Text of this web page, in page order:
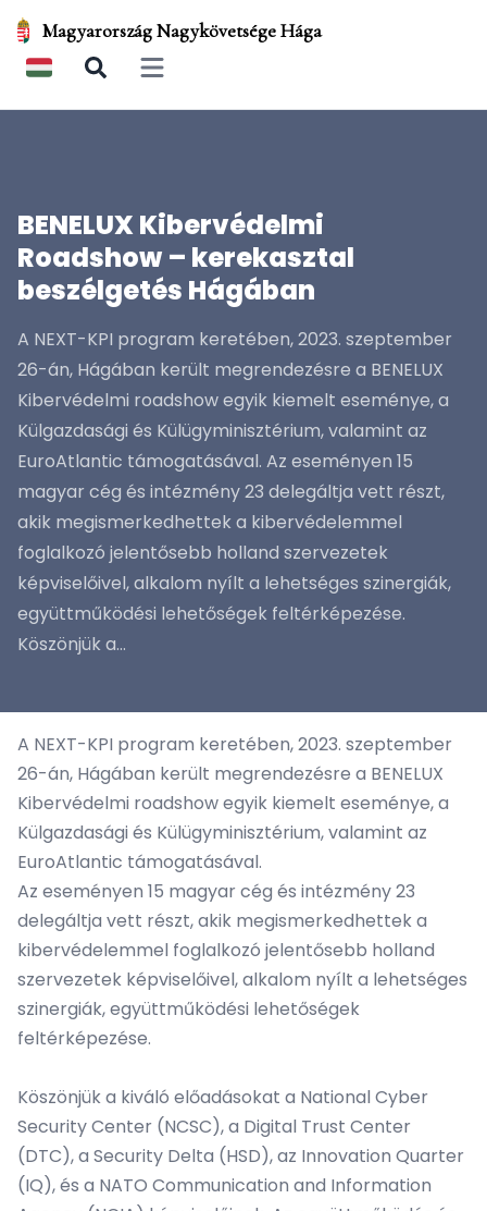
Magyarország Nagykövetsége Hága
Open main menu
BENELUX Kibervédelmi
Roadshow – kerekasztal
beszélgetés Hágában
A NEXT-KPI program keretében, 2023. szeptember
26-án, Hágában került megrendezésre a BENELUX
Kibervédelmi roadshow egyik kiemelt eseménye, a
Külgazdasági és Külügyminisztérium, valamint az
EuroAtlantic támogatásával. Az eseményen 15
magyar cég és intézmény 23 delegáltja vett részt,
akik megismerkedhettek a kibervédelemmel
foglalkozó jelentősebb holland szervezetek
képviselőivel, alkalom nyílt a lehetséges szinergiák,
együttműködési lehetőségek feltérképezése.
Köszönjük a...
A NEXT-KPI program keretében, 2023. szeptember
26-án, Hágában került megrendezésre a BENELUX
Kibervédelmi roadshow egyik kiemelt eseménye, a
Külgazdasági és Külügyminisztérium, valamint az
EuroAtlantic támogatásával.
Az eseményen 15 magyar cég és intézmény 23
delegáltja vett részt, akik megismerkedhettek a
kibervédelemmel foglalkozó jelentősebb holland
szervezetek képviselőivel, alkalom nyílt a lehetséges
szinergiák, együttműködési lehetőségek
feltérképezése.
Köszönjük a kiváló előadásokat a National Cyber
Security Center (NCSC), a Digital Trust Center
(DTC), a Security Delta (HSD), az Innovation Quarter
(IQ), és a NATO Communication and Information